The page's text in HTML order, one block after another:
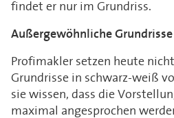
findet er nur im Grundriss.
Außergewöhnliche Grundrisse
Profimakler setzen heute
Grundrisse in schwarz-weiß
sie wissen, dass die
maximal angesprochen